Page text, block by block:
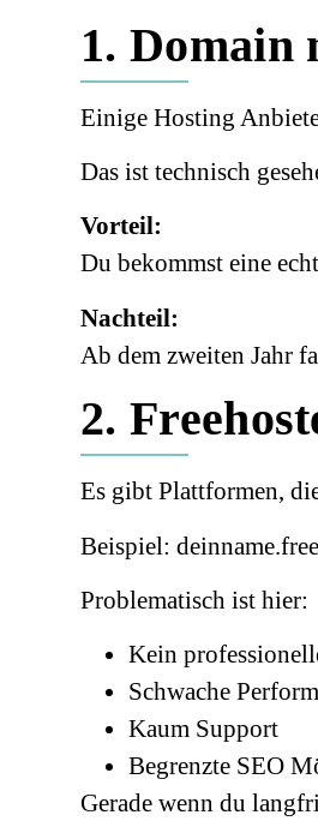
1. Domain
Einige Hosting
Das ist technisch
Vorteil:
Du bekommst eine
Nachteil:
Ab dem zweiten Jahr
2.
Es gibt Plattformen,
Beispiel:
Problematisch ist hier:
Kein
Schwache
Kaum Support
Begrenzte SEO
Gerade wenn du